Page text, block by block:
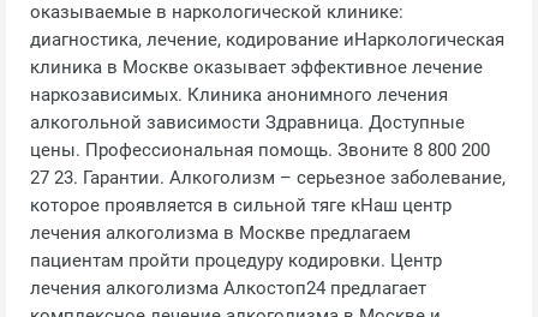
оказываемые в наркологической клинике:
диагностика, лечение, кодирование иНаркологическая
клиника в Москве оказывает эффективное лечение
наркозависимых. Клиника анонимного лечения
алкогольной зависимости Здравница. Доступные
цены. Профессиональная помощь. Звоните 8 800 200
27 23. Гарантии. Алкоголизм – серьезное заболевание,
которое проявляется в сильной тяге кНаш центр
лечения алкоголизма в Москве предлагаем
пациентам пройти процедуру кодировки. Центр
лечения алкоголизма Алкостоп24 предлагает